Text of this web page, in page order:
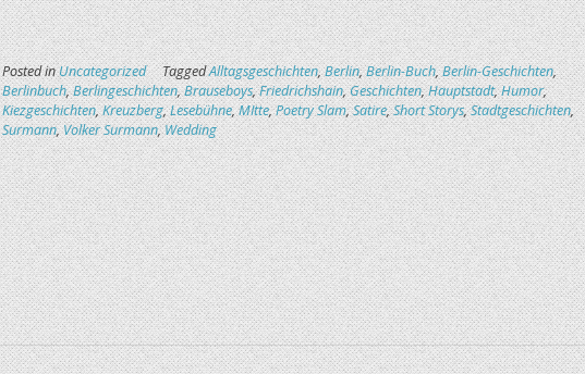
Posted inUncategorized TaggedAlltagsgeschichten,Berlin,Berlin-Buch,Berlin-Geschichten,
Berlinbuch,Berlingeschichten,Brauseboys,Friedrichshain,Geschichten,Hauptstadt,Humor,
Kiezgeschichten,Kreuzberg,Lesebühne,MItte,Poetry Slam,Satire,Short Storys,Stadtgeschichten,
Surmann,Volker Surmann,Wedding